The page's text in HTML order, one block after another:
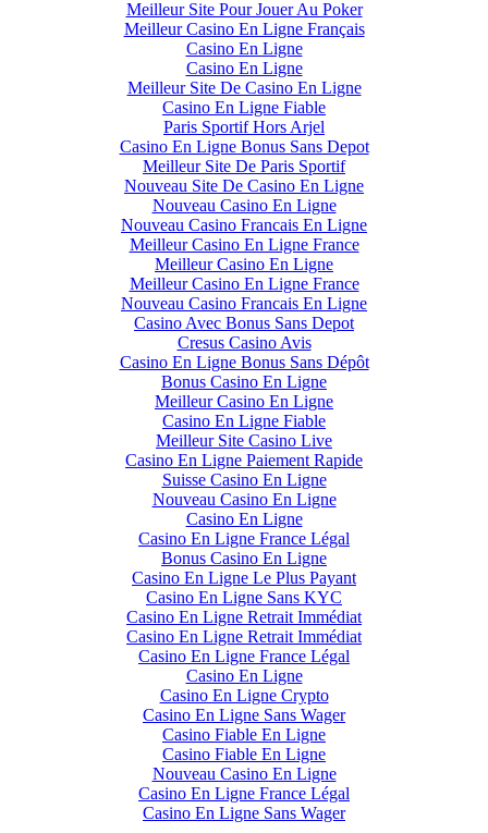
Meilleur Site Pour Jouer Au Poker
Meilleur Casino En Ligne Français
Casino En Ligne
Casino En Ligne
Meilleur Site De Casino En Ligne
Casino En Ligne Fiable
Paris Sportif Hors Arjel
Casino En Ligne Bonus Sans Depot
Meilleur Site De Paris Sportif
Nouveau Site De Casino En Ligne
Nouveau Casino En Ligne
Nouveau Casino Francais En Ligne
Meilleur Casino En Ligne France
Meilleur Casino En Ligne
Meilleur Casino En Ligne France
Nouveau Casino Francais En Ligne
Casino Avec Bonus Sans Depot
Cresus Casino Avis
Casino En Ligne Bonus Sans Dépôt
Bonus Casino En Ligne
Meilleur Casino En Ligne
Casino En Ligne Fiable
Meilleur Site Casino Live
Casino En Ligne Paiement Rapide
Suisse Casino En Ligne
Nouveau Casino En Ligne
Casino En Ligne
Casino En Ligne France Légal
Bonus Casino En Ligne
Casino En Ligne Le Plus Payant
Casino En Ligne Sans KYC
Casino En Ligne Retrait Immédiat
Casino En Ligne Retrait Immédiat
Casino En Ligne France Légal
Casino En Ligne
Casino En Ligne Crypto
Casino En Ligne Sans Wager
Casino Fiable En Ligne
Casino Fiable En Ligne
Nouveau Casino En Ligne
Casino En Ligne France Légal
Casino En Ligne Sans Wager